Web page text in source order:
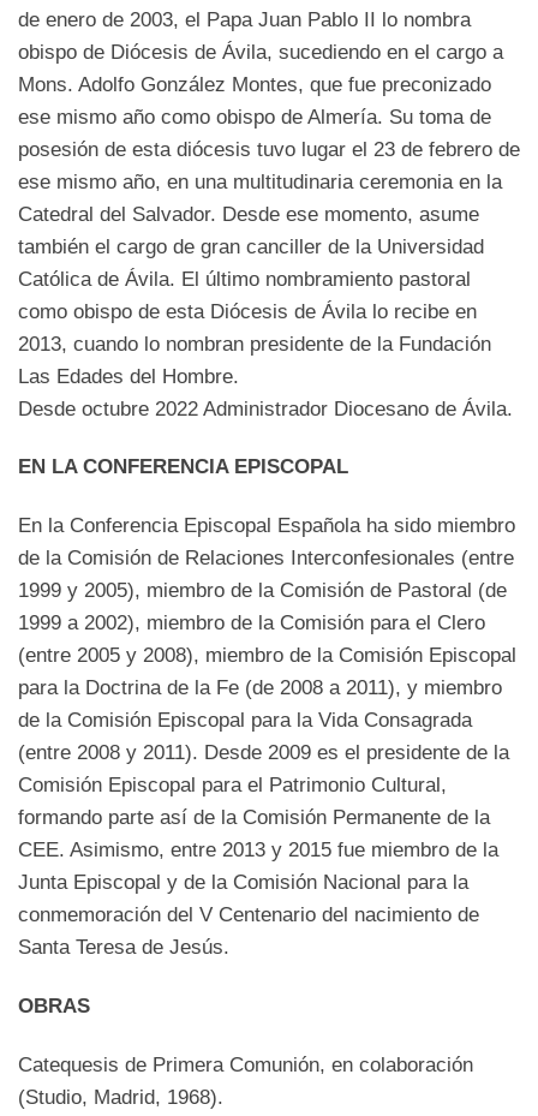
de enero de 2003, el Papa Juan Pablo II lo nombra
obispo de Diócesis de Ávila, sucediendo en el cargo a
Mons. Adolfo González Montes, que fue preconizado
ese mismo año como obispo de Almería. Su toma de
posesión de esta diócesis tuvo lugar el 23 de febrero de
ese mismo año, en una multitudinaria ceremonia en la
Catedral del Salvador. Desde ese momento, asume
también el cargo de gran canciller de la Universidad
Católica de Ávila. El último nombramiento pastoral
como obispo de esta Diócesis de Ávila lo recibe en
2013, cuando lo nombran presidente de la Fundación
Las Edades del Hombre.
Desde octubre 2022 Administrador Diocesano de Ávila.
EN LA CONFERENCIA EPISCOPAL
En la Conferencia Episcopal Española ha sido miembro
de la Comisión de Relaciones Interconfesionales (entre
1999 y 2005), miembro de la Comisión de Pastoral (de
1999 a 2002), miembro de la Comisión para el Clero
(entre 2005 y 2008), miembro de la Comisión Episcopal
para la Doctrina de la Fe (de 2008 a 2011), y miembro
de la Comisión Episcopal para la Vida Consagrada
(entre 2008 y 2011). Desde 2009 es el presidente de la
Comisión Episcopal para el Patrimonio Cultural,
formando parte así de la Comisión Permanente de la
CEE. Asimismo, entre 2013 y 2015 fue miembro de la
Junta Episcopal y de la Comisión Nacional para la
conmemoración del V Centenario del nacimiento de
Santa Teresa de Jesús.
OBRAS
Catequesis de Primera Comunión, en colaboración
(Studio, Madrid, 1968).